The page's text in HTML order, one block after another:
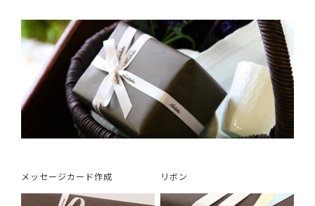
メッセージカード作成 リボン